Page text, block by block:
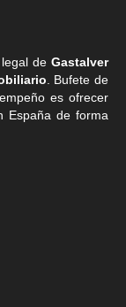
de Gastalver
. Bufete de
es ofrecer
España de forma